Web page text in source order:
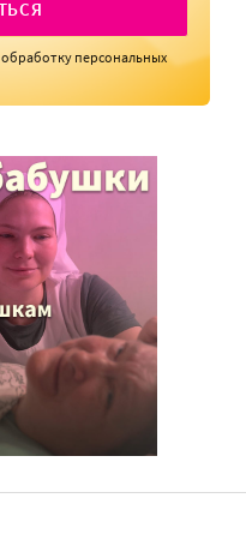
обработку персональных